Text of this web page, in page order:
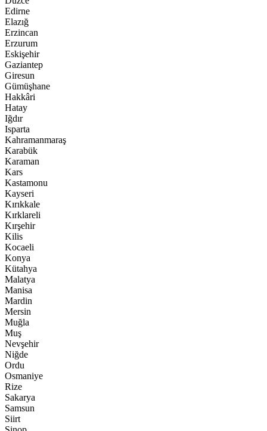
Edirne
Elazığ
Erzincan
Erzurum
Eskişehir
Gaziantep
Giresun
Gümüşhane
Hakkâri
Hatay
Iğdır
Isparta
Kahramanmaraş
Karabük
Karaman
Kars
Kastamonu
Kayseri
Kırıkkale
Kırklareli
Kırşehir
Kilis
Kocaeli
Konya
Kütahya
Malatya
Manisa
Mardin
Mersin
Muğla
Muş
Nevşehir
Niğde
Ordu
Osmaniye
Rize
Sakarya
Samsun
Siirt